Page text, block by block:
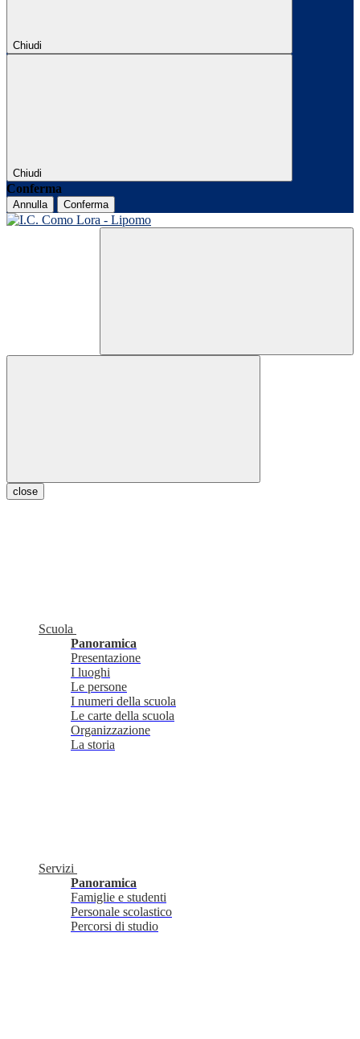
Chiudi
Chiudi
Conferma
Annulla Conferma
close
Scuola
Panoramica
Presentazione
I luoghi
Le persone
I numeri della scuola
Le carte della scuola
Organizzazione
La storia
Servizi
Panoramica
Famiglie e studenti
Personale scolastico
Percorsi di studio